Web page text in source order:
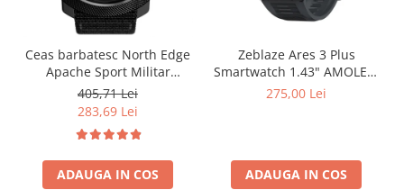
Ceas barbatesc North Edge
Apache Sport Militar
Altimetru Busola
Temperatura Barometru
Alarma Negru
405,71 Lei
283,69 Lei
ADAUGA IN COS
Zeblaze Ares 3 Plus
Smartwatch 1.43" AMOLED,
Voice Call, 3D Health
275,00 Lei
ADAUGA IN COS